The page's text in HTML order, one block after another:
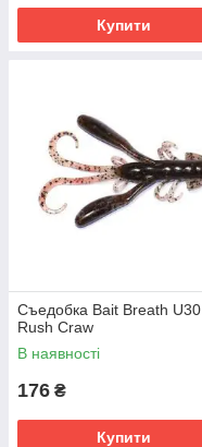
Купити
Съедобка Bait Breath U30
Rush Craw
В наявності
176 ₴
Купити